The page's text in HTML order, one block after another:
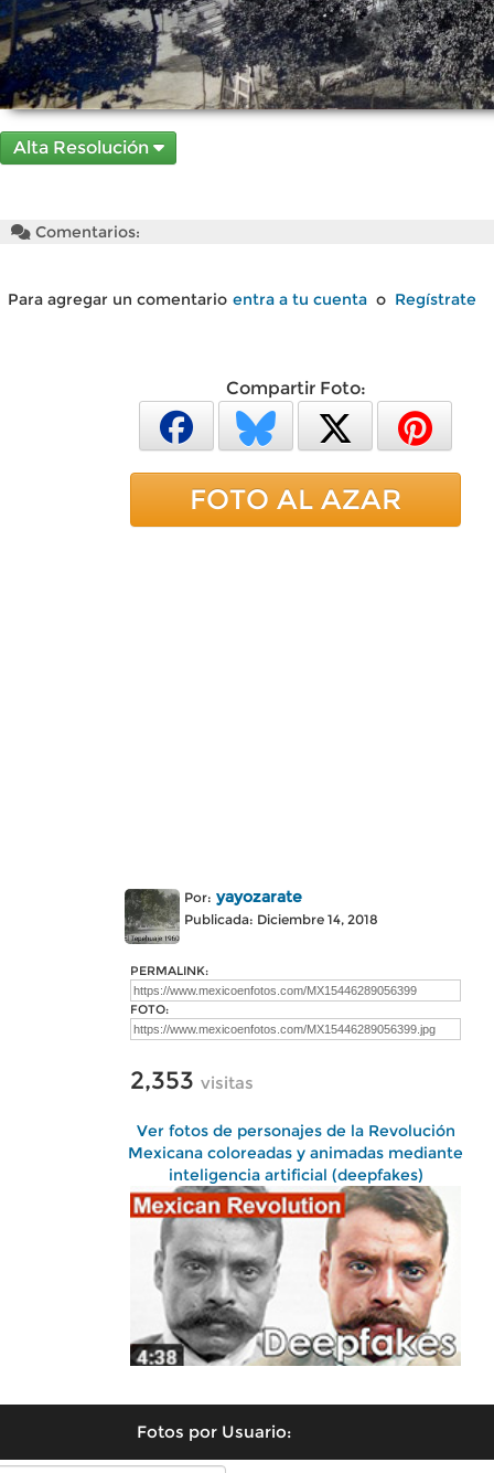
Alta Resolución
Comentarios:
Para agregar un comentario entra a tu cuenta o Regístrate
Compartir Foto:
FOTO AL AZAR
Por: yayozarate
Publicada: Diciembre 14, 2018
PERMALINK:
FOTO:
2,353 visitas
Ver fotos de personajes de la Revolución
Mexicana coloreadas y animadas mediante
inteligencia artificial (deepfakes)
Fotos por Usuario: